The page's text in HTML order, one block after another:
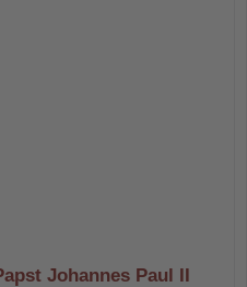
Johannes Paul II